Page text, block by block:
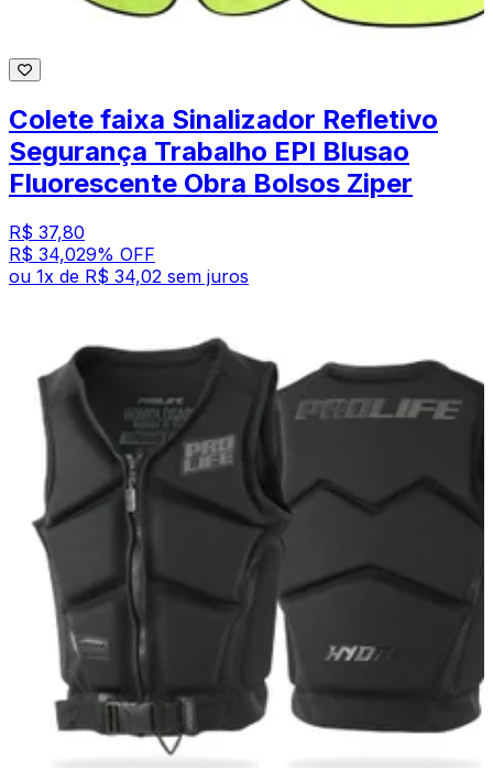
Colete faixa Sinalizador Refletivo
Segurança Trabalho EPI Blusao
Fluorescente Obra Bolsos Ziper
R$ 37,80
R$ 34,029% OFF
ou 1x de R$ 34,02 sem juros